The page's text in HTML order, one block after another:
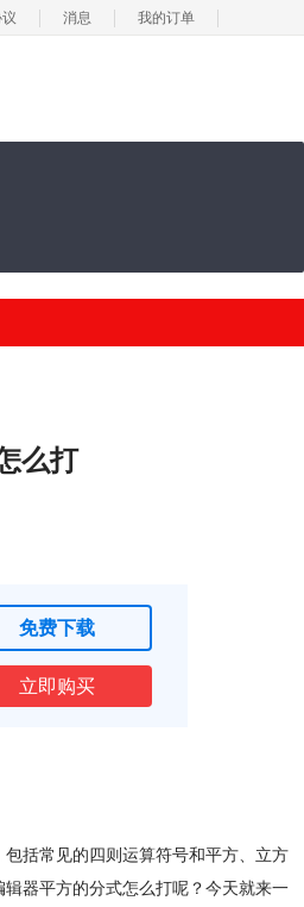
消息 我的订单
么打
免费下载
立即购买
括常见的四则运算符号和平方、立方
器平方的分式怎么打呢？今天就来一